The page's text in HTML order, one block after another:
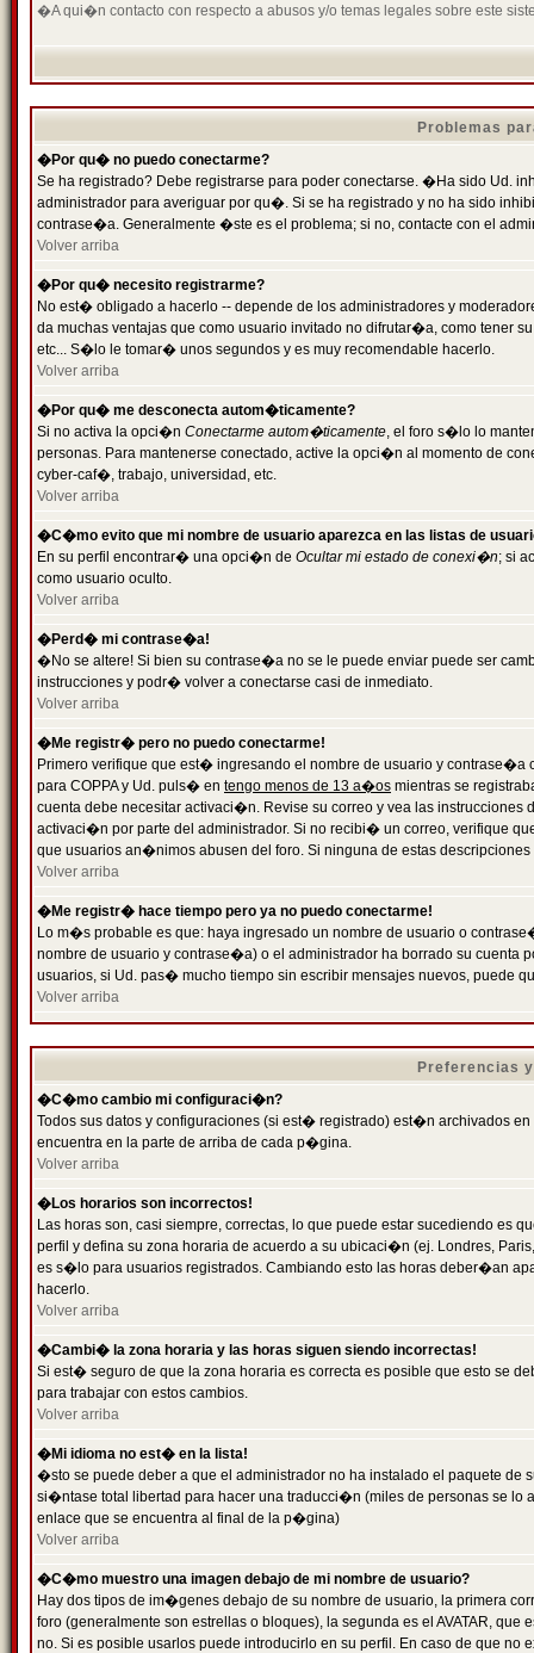
�A qui�n contacto con respecto a abusos y/o temas legales sobre este
Problemas
�Por qu� no puedo conectarme?
Se ha registrado? Debe registrarse para poder conectarse. �Ha sido Ud.
administrador para averiguar por qu�. Si se ha registrado y no ha sido
contrase�a. Generalmente �ste es el problema; si no, contacte con el
Volver arriba
�Por qu� necesito registrarme?
No est� obligado a hacerlo -- depende de los administradores y
da muchas ventajas que como usuario invitado no difrutar�a, como tener
etc... S�lo le tomar� unos segundos y es muy recomendable hacerlo.
Volver arriba
�Por qu� me desconecta autom�ticamente?
Si no activa la opci�n Conectarme autom�ticamente, el foro s�lo lo
personas. Para mantenerse conectado, active la opci�n al momento de
cyber-caf�, trabajo, universidad, etc.
Volver arriba
�C�mo evito que mi nombre de usuario aparezca en las listas de
En su perfil encontrar� una opci�n de Ocultar mi estado de conexi�n; si
como usuario oculto.
Volver arriba
�Perd� mi contrase�a!
�No se altere! Si bien su contrase�a no se le puede enviar puede ser
instrucciones y podr� volver a conectarse casi de inmediato.
Volver arriba
�Me registr� pero no puedo conectarme!
Primero verifique que est� ingresando el nombre de usuario y
para COPPA y Ud. puls� en tengo menos de 13 a�os mientras se
cuenta debe necesitar activaci�n. Revise su correo y vea las
activaci�n por parte del administrador. Si no recibi� un correo, verifique
que usuarios an�nimos abusen del foro. Si ninguna de estas
Volver arriba
�Me registr� hace tiempo pero ya no puedo conectarme!
Lo m�s probable es que: haya ingresado un nombre de usuario o
nombre de usuario y contrase�a) o el administrador ha borrado su
usuarios, si Ud. pas� mucho tiempo sin escribir mensajes nuevos, puede
Volver arriba
Preferencias
�C�mo cambio mi configuraci�n?
Todos sus datos y configuraciones (si est� registrado) est�n archivados
encuentra en la parte de arriba de cada p�gina.
Volver arriba
�Los horarios son incorrectos!
Las horas son, casi siempre, correctas, lo que puede estar sucediendo es
perfil y defina su zona horaria de acuerdo a su ubicaci�n (ej. Londres,
es s�lo para usuarios registrados. Cambiando esto las horas deber�an
hacerlo.
Volver arriba
�Cambi� la zona horaria y las horas siguen siendo incorrectas!
Si est� seguro de que la zona horaria es correcta es posible que esto se
para trabajar con estos cambios.
Volver arriba
�Mi idioma no est� en la lista!
�sto se puede deber a que el administrador no ha instalado el paquete
si�ntase total libertad para hacer una traducci�n (miles de personas se
enlace que se encuentra al final de la p�gina)
Volver arriba
�C�mo muestro una imagen debajo de mi nombre de usuario?
Hay dos tipos de im�genes debajo de su nombre de usuario, la primera
foro (generalmente son estrellas o bloques), la segunda es el AVATAR,
no. Si es posible usarlos puede introducirlo en su perfil. En caso de que